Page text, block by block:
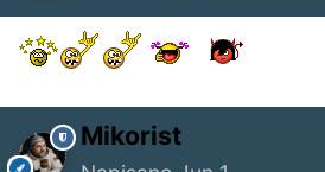
Mikorist